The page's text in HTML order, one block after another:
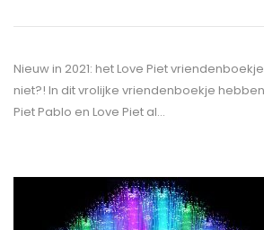
Nieuw in 2021: het Love Piet
niet?! In dit vrolijke vriendenboekje
Piet Pablo en Love Piet al…